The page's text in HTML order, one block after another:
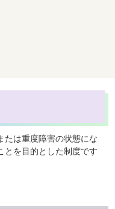
たは重度障害の状態にな
とを目的とした制度です